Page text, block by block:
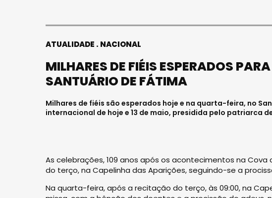
ATUALIDADE NACIONAL
MILHARES DE FIÉIS ESPERADOS
SANTUÁRIO DE FÁTIMA
Milhares de fiéis são esperados hoje e na quarta-feira, no
internacional de hoje e 13 de maio, presidida pelo patriarca
As celebrações, 109 anos após os acontecimentos na
do terço, na Capelinha das Aparições, seguindo-se a
Na quarta-feira, após a recitação do terço, às 09:00, na